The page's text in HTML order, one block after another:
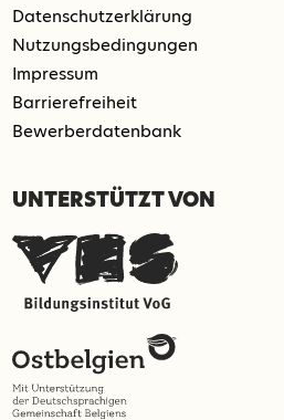
UNTERSTÜTZT VON
Datenschutzerklärung
Nutzungsbedingungen
Impressum
Barrierefreiheit
Bewerberdatenbank